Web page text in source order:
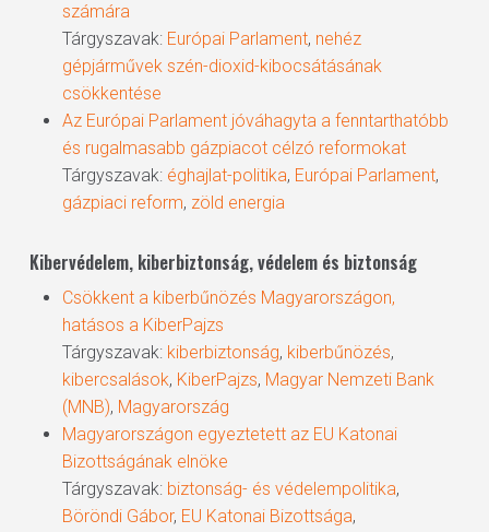
számára
Tárgyszavak: Európai Parlament, nehéz
gépjárművek szén-dioxid-kibocsátásának
csökkentése
Az Európai Parlament jóváhagyta a fenntarthatóbb
és rugalmasabb gázpiacot célzó reformokat
Tárgyszavak: éghajlat-politika, Európai Parlament,
gázpiaci reform, zöld energia
Kibervédelem, kiberbiztonság, védelem és biztonság
Csökkent a kiberbűnözés Magyarországon,
hatásos a KiberPajzs
Tárgyszavak: kiberbiztonság, kiberbűnözés,
kibercsalások, KiberPajzs, Magyar Nemzeti Bank
(MNB), Magyarország
Magyarországon egyeztetett az EU Katonai
Bizottságának elnöke
Tárgyszavak: biztonság- és védelempolitika,
Böröndi Gábor, EU Katonai Bizottsága,